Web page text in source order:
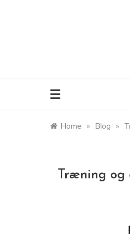
Home » Blog »
Træning